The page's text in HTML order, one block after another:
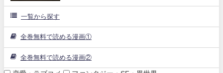
一覧から探す
全巻無料で読める漫画①
全巻無料で読める漫画②